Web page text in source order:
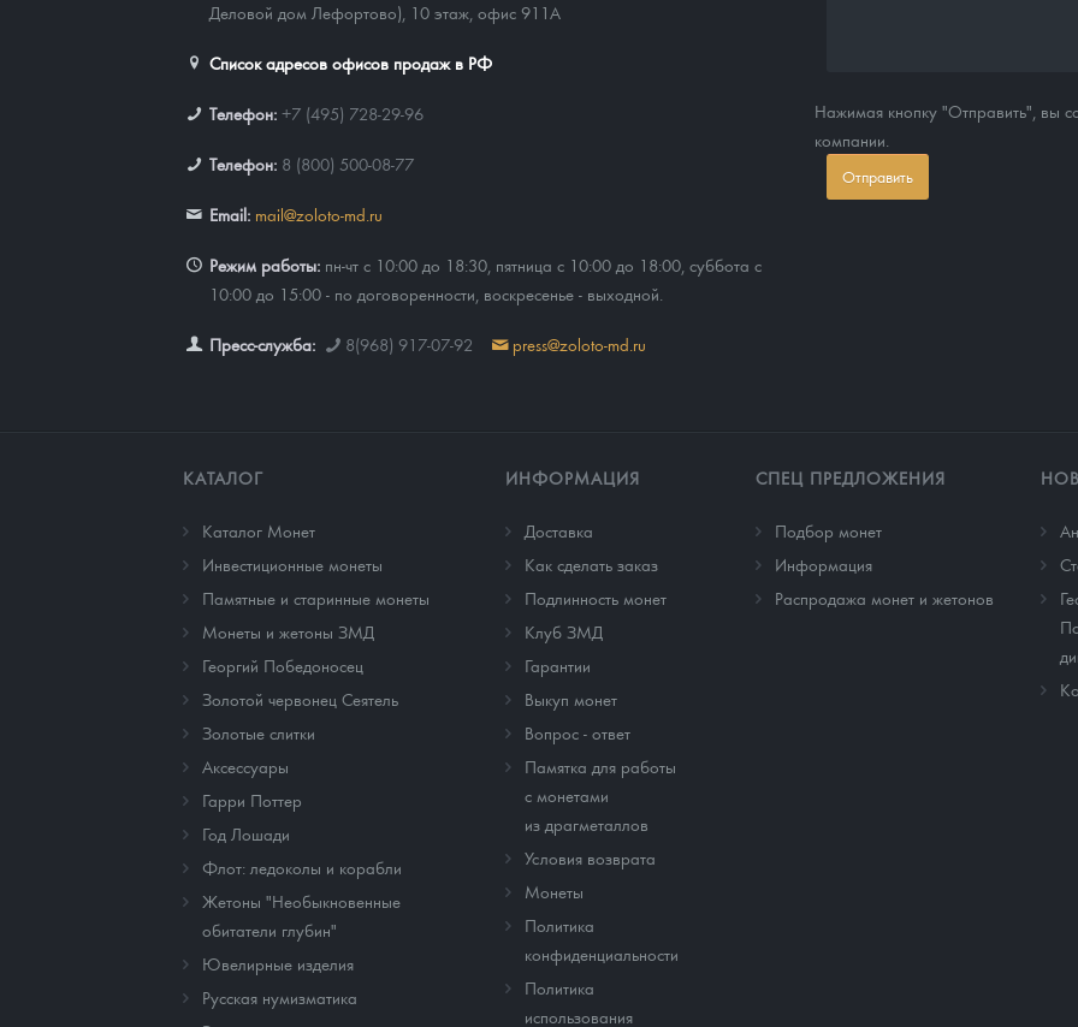
Деловой дом Лефортово), 10 этаж, офис 911А
Список адресов офисов продаж в РФ
Телефон: +7 (495) 728-29-96
Телефон: 8 (800) 500-08-77
Email: mail@zoloto-md.ru
Режим работы: пн-чт с 10:00 до 18:30, пятница с 10:00 до 18:00, суббота с
10:00 до 15:00 - по договоренности, воскресенье - выходной.
Пресс-служба: 8(968) 917-07-92 press@zoloto-md.ru
Нажимая кнопку "Отправить", вы
компании.
Отправить
КАТАЛОГ
Каталог Монет
Инвестиционные монеты
Памятные и старинные монеты
Монеты и жетоны ЗМД
Георгий Победоносец
Золотой червонец Сеятель
Золотые слитки
Аксессуары
Гарри Поттер
Год Лошади
Флот: ледоколы и корабли
Жетоны "Необыкновенные
обитатели глубин"
Ювелирные изделия
Русская нумизматика
ИНФОРМАЦИЯ
Доставка
Как сделать заказ
Подлинность монет
Клуб ЗМД
Гарантии
Выкуп монет
Вопрос - ответ
Памятка для работы
с монетами
из драгметаллов
Условия возврата
Монеты
Политика
конфиденциальности
Политика
использования
СПЕЦ ПРЕДЛОЖЕНИЯ
Подбор монет
Информация
Распродажа монет и жетонов